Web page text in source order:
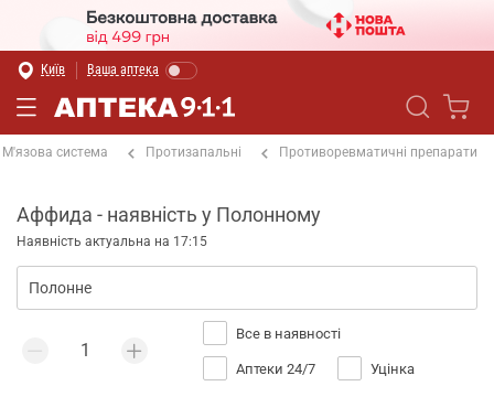
Київ Ваша аптека
М'язова система Протизапальні Противоревматичні препарати
Аффида - наявність у Полонному
Наявність актуальна на 17:15
Все в наявності
Аптеки 24/7 Уцінка